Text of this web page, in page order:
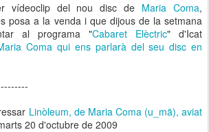
vídeoclip del nou disc de Maria Coma,
posa a la venda i que dijous de la setmana
al programa "Cabaret Elèctric" d'Icat
Coma qui ens parlarà del seu disc en
Linòleum, de Maria Coma (u_mä), aviat
20 d'octubre de 2009